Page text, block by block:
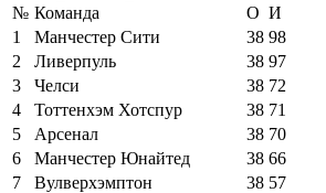
№ Команда О И
1
Манчестер Сити 38 98
2
Ливерпуль 38 97
3
Челси 38 72
4
Тоттенхэм Хотспур 38 71
5
Арсенал 38 70
6
Манчестер Юнайтед 38 66
7
Вулверхэмптон 38 57